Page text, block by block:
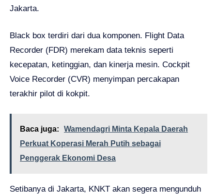
Jakarta.
Black box terdiri dari dua komponen. Flight Data
Recorder (FDR) merekam data teknis seperti
kecepatan, ketinggian, dan kinerja mesin. Cockpit
Voice Recorder (CVR) menyimpan percakapan
terakhir pilot di kokpit.
Baca juga:
Wamendagri Minta Kepala Daerah
Perkuat Koperasi Merah Putih sebagai
Penggerak Ekonomi Desa
Setibanya di Jakarta, KNKT akan segera mengunduh